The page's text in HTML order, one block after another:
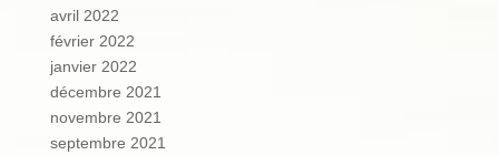
avril 2022
février 2022
janvier 2022
décembre 2021
novembre 2021
septembre 2021